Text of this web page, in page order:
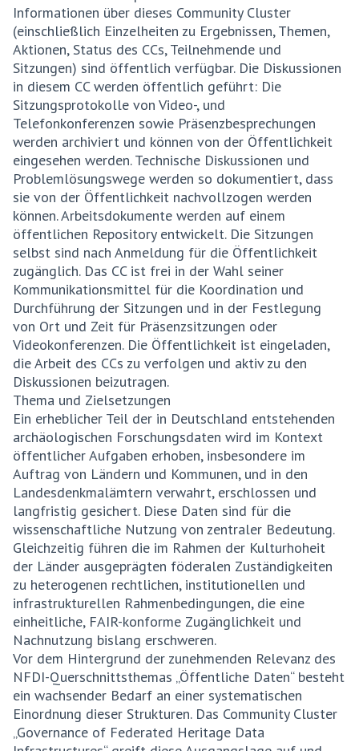
Informationen über dieses Community Cluster
(einschließlich Einzelheiten zu Ergebnissen, Themen,
Aktionen, Status des CCs, Teilnehmende und
Sitzungen) sind öffentlich verfügbar. Die Diskussionen
in diesem CC werden öffentlich geführt: Die
Sitzungsprotokolle von Video-, und
Telefonkonferenzen sowie Präsenzbesprechungen
werden archiviert und können von der Öffentlichkeit
eingesehen werden. Technische Diskussionen und
Problemlösungswege werden so dokumentiert, dass
sie von der Öffentlichkeit nachvollzogen werden
können. Arbeitsdokumente werden auf einem
öffentlichen Repository entwickelt. Die Sitzungen
selbst sind nach Anmeldung für die Öffentlichkeit
zugänglich. Das CC ist frei in der Wahl seiner
Kommunikationsmittel für die Koordination und
Durchführung der Sitzungen und in der Festlegung
von Ort und Zeit für Präsenzsitzungen oder
Videokonferenzen. Die Öffentlichkeit ist eingeladen,
die Arbeit des CCs zu verfolgen und aktiv zu den
Diskussionen beizutragen.
Thema und Zielsetzungen
Ein erheblicher Teil der in Deutschland entstehenden
archäologischen Forschungsdaten wird im Kontext
öffentlicher Aufgaben erhoben, insbesondere im
Auftrag von Ländern und Kommunen, und in den
Landesdenkmalämtern verwahrt, erschlossen und
langfristig gesichert. Diese Daten sind für die
wissenschaftliche Nutzung von zentraler Bedeutung.
Gleichzeitig führen die im Rahmen der Kulturhoheit
der Länder ausgeprägten föderalen Zuständigkeiten
zu heterogenen rechtlichen, institutionellen und
infrastrukturellen Rahmenbedingungen, die eine
einheitliche, FAIR-konforme Zugänglichkeit und
Nachnutzung bislang erschweren.
Vor dem Hintergrund der zunehmenden Relevanz des
NFDI-Querschnittsthemas „Öffentliche Daten“ besteht
ein wachsender Bedarf an einer systematischen
Einordnung dieser Strukturen. Das Community Cluster
„Governance of Federated Heritage Data